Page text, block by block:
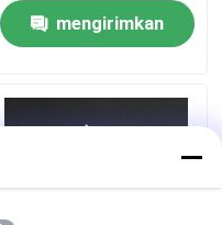
mengirimkan